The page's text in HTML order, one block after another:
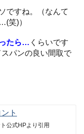
ですね。（なんて
笑)）
たら… くらいです
パンの良い間取で
公式HPより引用